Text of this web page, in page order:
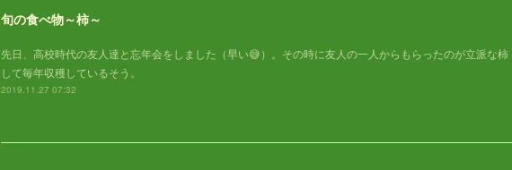
旬の食べ物～柿～
先日、高校時代の友人達と忘年会をしました（早い😅）。その時に友人の一人からもらったのが立派な
して毎年収穫しているそう。
2019.11.27 07:32